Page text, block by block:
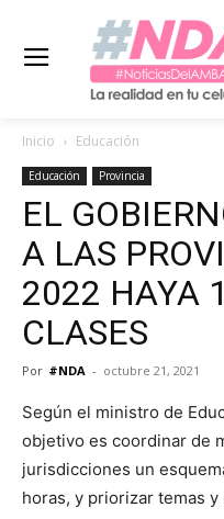
Inicio Educación
Educación Provincia
EL
A LAS
2022 HAYA
CLASES
Por #NDA - octubre 21, 2021
Según el ministro de
objetivo es coordinar de
jurisdicciones un
horas, y priorizar temas